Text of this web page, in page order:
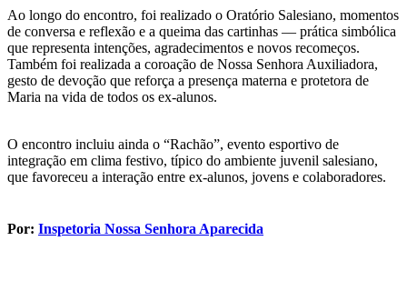
Ao longo do encontro, foi realizado o Oratório Salesiano, momentos
de conversa e reflexão e a queima das cartinhas — prática simbólica
que representa intenções, agradecimentos e novos recomeços.
Também foi realizada a coroação de Nossa Senhora Auxiliadora,
gesto de devoção que reforça a presença materna e protetora de
Maria na vida de todos os ex-alunos.
O encontro incluiu ainda o “Rachão”, evento esportivo de
integração em clima festivo, típico do ambiente juvenil salesiano,
que favoreceu a interação entre ex-alunos, jovens e colaboradores.
Por: Inspetoria Nossa Senhora Aparecida